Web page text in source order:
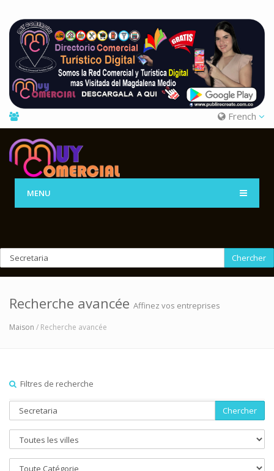
French
MENU
Chercher
Recherche avancée Affinez vos entreprises
Maison / Recherche avancée
Filtres de recherche
Chercher